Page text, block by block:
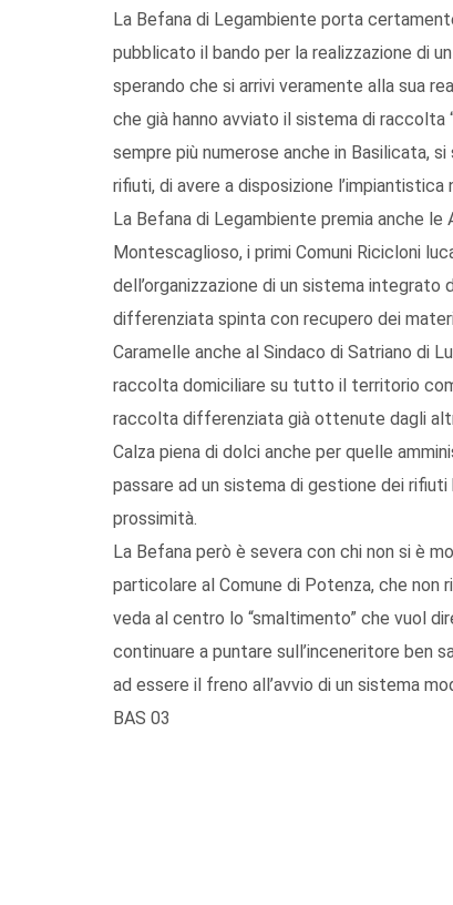
La Befana di Legambiente porta
pubblicato il bando per la realizzazione di
sperando che si arrivi veramente alla sua
che già hanno avviato il sistema di
sempre più numerose anche in Basilicata,
rifiuti, di avere a disposizione l’impiantistica
La Befana di Legambiente premia anche
Montescaglioso, i primi Comuni Ricicloni
dell’organizzazione di un sistema
differenziata spinta con recupero dei
Caramelle anche al Sindaco di Satriano di
raccolta domiciliare su tutto il territorio
raccolta differenziata già ottenute dagli
Calza piena di dolci anche per quelle
passare ad un sistema di gestione dei
prossimità.
La Befana però è severa con chi non si è
particolare al Comune di Potenza, che non
veda al centro lo “smaltimento” che vuol
continuare a puntare sull’inceneritore ben
ad essere il freno all’avvio di un sistema
BAS 03